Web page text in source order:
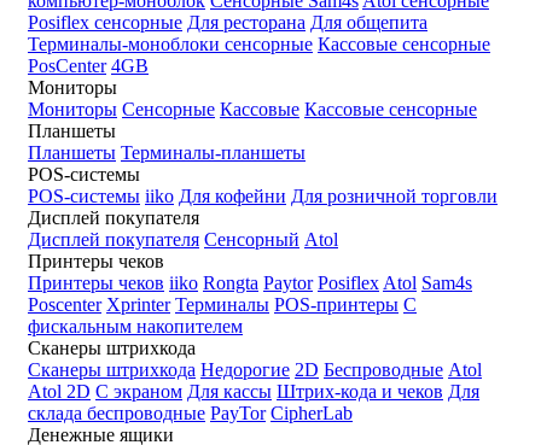
Posiflex сенсорные Для ресторана Для общепита
Терминалы-моноблоки сенсорные Кассовые сенсорные
PosCenter 4GB
Мониторы
Мониторы Сенсорные Кассовые Кассовые сенсорные
Планшеты
Планшеты Терминалы-планшеты
POS-системы
POS-системы iiko Для кофейни Для розничной торговли
Дисплей покупателя
Дисплей покупателя Сенсорный Atol
Принтеры чеков
Принтеры чеков iiko Rongta Paytor Posiflex Atol Sam4s
Poscenter Xprinter Терминалы POS-принтеры С
фискальным накопителем
Сканеры штрихкода
Сканеры штрихкода Недорогие 2D Беспроводные Atol
Atol 2D С экраном Для кассы Штрих-кода и чеков Для
склада беспроводные PayTor CipherLab
Денежные ящики